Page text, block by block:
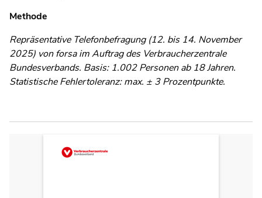
Methode
Repräsentative Telefonbefragung (12. bis 14. November
2025) von forsa im Auftrag des Verbraucherzentrale
Bundesverbands. Basis: 1.002 Personen ab 18 Jahren.
Statistische Fehlertoleranz: max. ± 3 Prozentpunkte.